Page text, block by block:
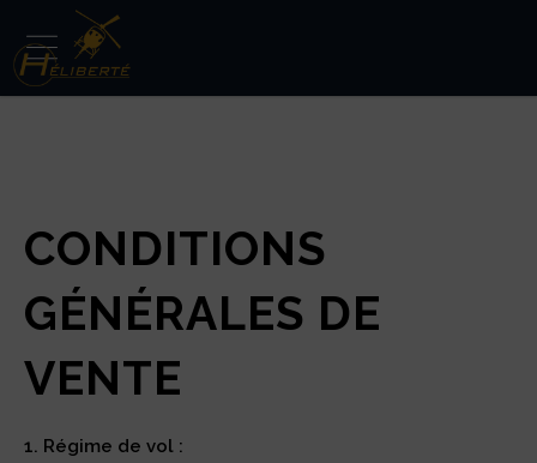
CONDITIONS
GÉNÉRALES DE
VENTE
1. Régime de vol :
Panneau de gestion des cookies